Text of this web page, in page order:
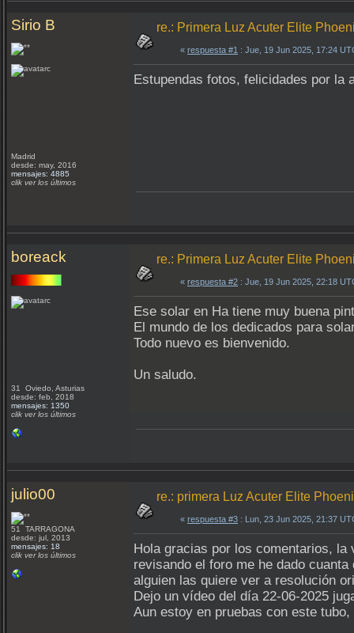
Sirio B
Madrid
desde: may, 2016
mensajes: 4885
clik ver los últimos
re.: Primera Luz Acuter Elite
« respuesta #1 : Jue, 19 Jun 2025, 17:24
Estupendas fotos, felicidades por la
boreack
31 Oviedo, Asturias
desde: feb, 2018
mensajes: 1350
clik ver los últimos
re.: Primera Luz Acuter Elite
« respuesta #2 : Jue, 19 Jun 2025, 22:18
Ese solar en Ha tiene muy buena
El mundo de los dedicados para
Todo nuevo es bienvenido.
Un saludo.
julio00
51 TARRAGONA
desde: jul, 2013
mensajes: 18
clik ver los últimos
re.: primera Luz Acuter Elite
« respuesta #3 : Lun, 23 Jun 2025, 21:37
Hola gracias por los comentarios, la
revisando el foro me he dado
alguien las quiere ver a resolución
Dejo un vídeo del día 22-06-2025
Aun estoy en pruebas con este